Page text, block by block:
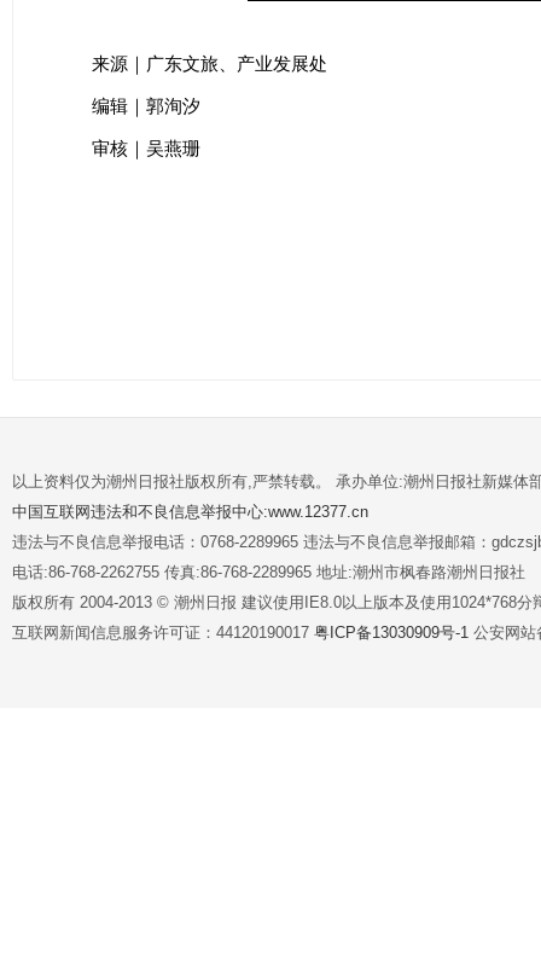
来源｜广东文旅、产业发展处
编辑｜郭洵汐
审核｜吴燕珊
以上资料仅为潮州日报社版权所有,严禁转载。 承办单位:潮州日报社新媒体
中国互联网违法和不良信息举报中心:www.12377.cn
违法与不良信息举报电话：0768-2289965 违法与不良信息举报邮箱：
电话:86-768-2262755 传真:86-768-2289965 地址:潮州市枫春路潮州日报社
版权所有 2004-2013 © 潮州日报 建议使用IE8.0以上版本及使用1024*768分
互联网新闻信息服务许可证：44120190017 粤ICP备13030909号-1 公安网站